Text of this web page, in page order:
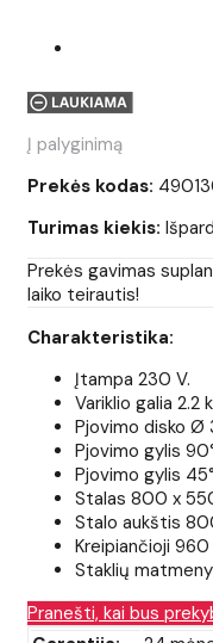
Į palyginimą
Prekės kodas:
Turimas kiekis:
Prekės gavimas
laiko teirautis!
Charakteristika:
Įtampa 230 V.
Variklio galia 2.2
Pjovimo disko Ø
Pjovimo gylis
Pjovimo gylis
Stalas 800 x
Stalo aukštis
Kreipiančioji 960
Staklių
Pranešti, kai bus